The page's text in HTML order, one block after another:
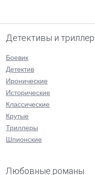
Детективы и
Боевик
Детектив
Иронические
Исторические
Классические
Крутые
Триллеры
Шпионские
Любовные романы